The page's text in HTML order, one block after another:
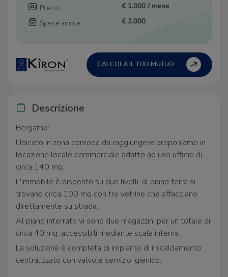
Prezzo:
€ 1.000 / mese
Spese annue:
€ 2.000
CALCOLA IL TUO MUTUO
Descrizione
Bergamo:
Ubicato in zona comoda da raggiungere proponiamo in
locazione locale commerciale adatto ad uso ufficio di
circa 140 mq.
L'immobile è disposto su due livelli: al piano terra si
trovano circa 100 mq con tre vetrine che affacciano
direttamente su strada.
Al piano interrato vi sono due magazzini per un totale di
circa 40 mq, accessibili mediante scala interna.
La soluzione è completa di impianto di riscaldamento
centralizzato con valvole servizio igienico.